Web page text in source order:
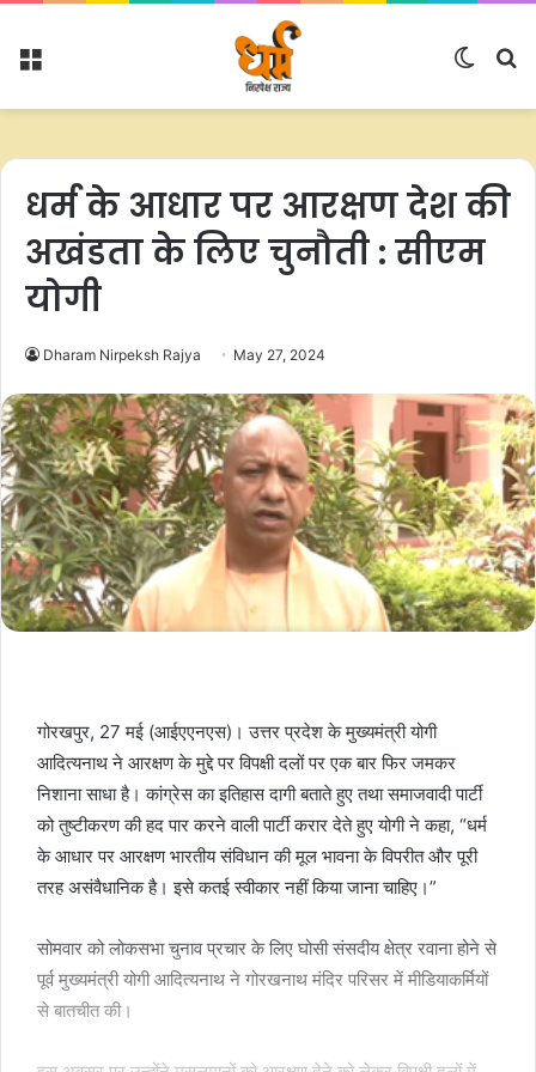
Menu
Switch
धर्म के आधार पर आरक्षण देश की
अखंडता के लिए चुनौती : सीएम
योगी
Dharam Nirpeksh Rajya May 27, 2024
गोरखपुर, 27 मई (आईएएनएस)। उत्तर प्रदेश के मुख्यमंत्री योगी
आदित्यनाथ ने आरक्षण के मुद्दे पर विपक्षी दलों पर एक बार फिर जमकर
निशाना साधा है। कांग्रेस का इतिहास दागी बताते हुए तथा समाजवादी पार्टी
को तुष्टीकरण की हद पार करने वाली पार्टी करार देते हुए योगी ने कहा, “धर्म
के आधार पर आरक्षण भारतीय संविधान की मूल भावना के विपरीत और पूरी
तरह असंवैधानिक है। इसे कतई स्वीकार नहीं किया जाना चाहिए।”
सोमवार को लोकसभा चुनाव प्रचार के लिए घोसी संसदीय क्षेत्र रवाना होने से
पूर्व मुख्यमंत्री योगी आदित्यनाथ ने गोरखनाथ मंदिर परिसर में मीडियाकर्मियों
से बातचीत की।